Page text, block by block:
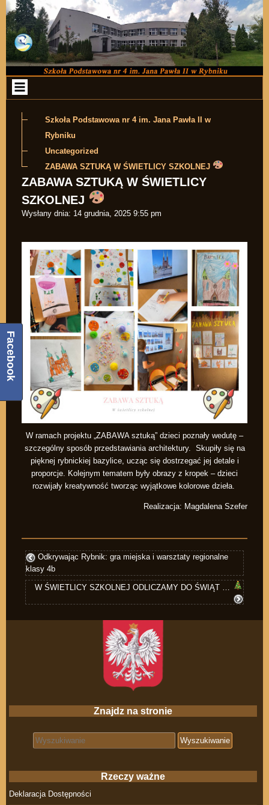
Przejdź do zawartości
Szkoła Podstawowa nr 4 im. Jana Pawła II w
Rybniku
Uncategorized
ZABAWA SZTUKĄ W ŚWIETLICY SZKOLNEJ
ZABAWA SZTUKĄ W ŚWIETLICY
SZKOLNEJ
Wysłany dnia: 14 grudnia, 2025 9:55 pm
W ramach projektu „ZABAWA sztuką” dzieci poznały wedutę –
szczególny sposób przedstawiania architektury. Skupiły się na
pięknej rybnickiej bazylice, ucząc się dostrzegać jej detale i
proporcje. Kolejnym tematem były obrazy z kropek – dzieci
rozwijały kreatywność tworząc wyjątkowe kolorowe dzieła.
Realizacja: Magdalena Szefer
Odkrywając Rybnik: gra miejska i warsztaty regionalne
klasy 4b
W ŚWIETLICY SZKOLNEJ ODLICZAMY DO ŚWIĄT …
Znajdz na stronie
Search for:
Rzeczy ważne
Deklaracja Dostępności
Facebook